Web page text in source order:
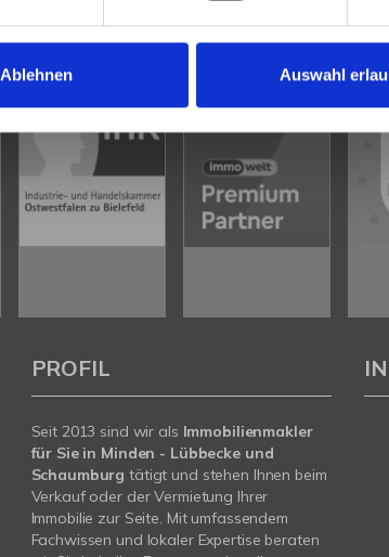
Ablehnen Auswahl
PROFIL
Seit 2013 sind wir als Immobilienmakler
für Sie in Minden - Lübbecke und
Schaumburgtätigt und stehen Ihnen beim
Verkauf oder der Vermietung Ihrer
Immobilie zur Seite. Mit umfassendem
Fachwissen und lokaler Expertise beraten